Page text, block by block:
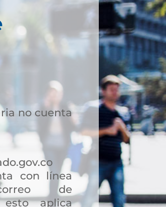
no cuenta
con línea
de
esto aplica